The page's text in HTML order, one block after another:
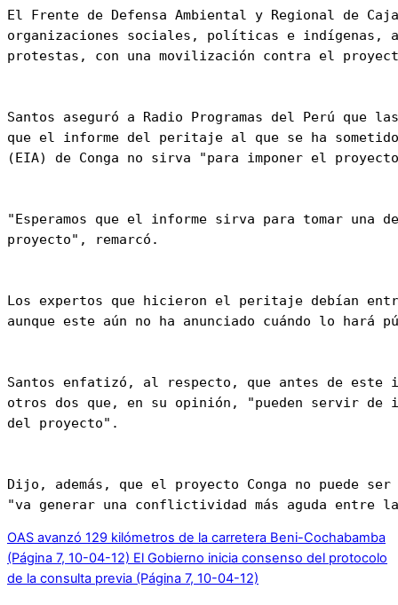
El Frente de Defensa Ambiental y Regional de
organizaciones sociales, políticas e indígenas,
protestas, con una movilización contra el
Santos aseguró a Radio Programas del Perú que
que el informe del peritaje al que se ha
(EIA) de Conga no sirva "para imponer el
"Esperamos que el informe sirva para tomar
proyecto", remarcó.
Los expertos que hicieron el peritaje debían
aunque este aún no ha anunciado cuándo lo hará
Santos enfatizó, al respecto, que antes de este
otros dos que, en su opinión, "pueden servir
del proyecto".
Dijo, además, que el proyecto Conga no puede
"va generar una conflictividad más aguda entre
OAS avanzó 129 kilómetros de la carretera Beni-Cochabamba
(Página 7, 10-04-12) El Gobierno inicia consenso del protocolo
de la consulta previa (Página 7, 10-04-12)